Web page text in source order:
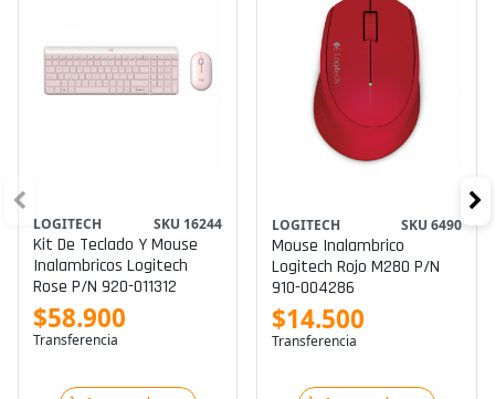
LOGITECH SKU 16244
Kit De Teclado Y Mouse
Inalambricos Logitech
Rose P/n 920-011312
$58.900
Transferencia
LOGITECH SKU 6490
Mouse Inalambrico
Logitech Rojo M280 P/n
910-004286
$14.500
Transferencia